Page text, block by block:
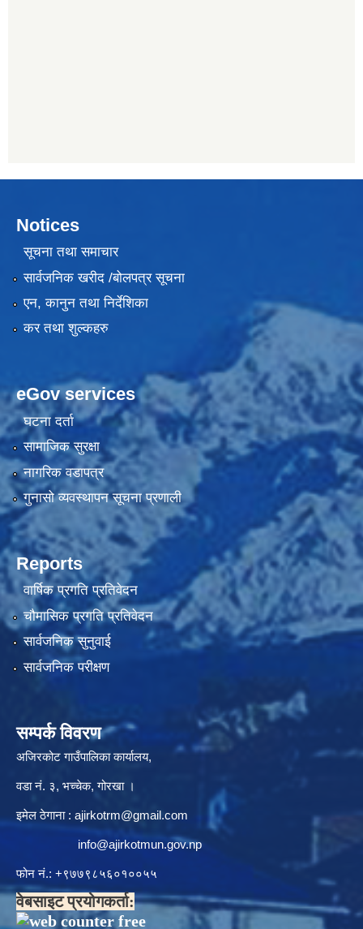
Notices
सूचना तथा समाचार
सार्वजनिक खरीद /बोलपत्र सूचना
एन, कानुन तथा निर्देशिका
कर तथा शुल्कहरु
eGov services
घटना दर्ता
सामाजिक सुरक्षा
नागरिक वडापत्र
गुनासो व्यवस्थापन सूचना प्रणाली
Reports
वार्षिक प्रगति प्रतिवेदन
चौमासिक प्रगति प्रतिवेदन
सार्वजनिक सुनुवाई
सार्वजनिक परीक्षण
सम्पर्क विवरण
अजिरकोट गाउँपालिका कार्यालय,
वडा नं. ३, भच्चेक, गोरखा ।
इमेल ठेगाना : ajirkotrm@gmail.com
info@ajirkotmun.gov.np
फोन नं.: ‍‌+९७७९८५६०१००५५
वेबसाइट प्रयोगकर्ता: